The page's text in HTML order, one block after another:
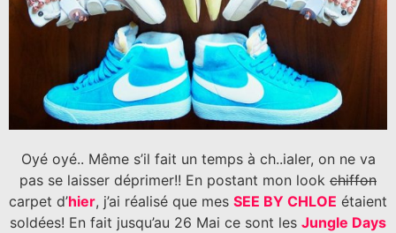
Oyé oyé.. Même s’il fait un temps à ch..ialer, on ne va
pas se laisser déprimer!! En postant mon look chiffon
carpet d’hier, j’ai réalisé que mes SEE BY CHLOE étaient
soldées! En fait jusqu’au 26 Mai ce sont les Jungle Days